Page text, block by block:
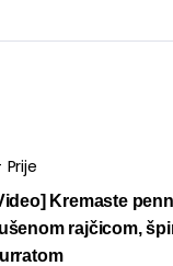
Prije
Kremaste
rajčicom,